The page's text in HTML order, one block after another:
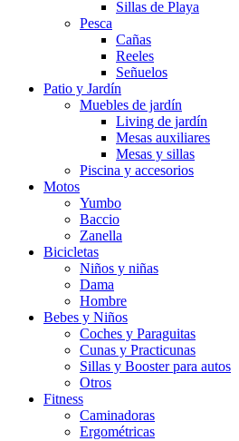
Sillas de Playa
Pesca
Cañas
Reeles
Señuelos
Patio y Jardín
Muebles de jardín
Living de jardín
Mesas auxiliares
Mesas y sillas
Piscina y accesorios
Motos
Yumbo
Baccio
Zanella
Bicicletas
Niños y niñas
Dama
Hombre
Bebes y Niños
Coches y Paraguitas
Cunas y Practicunas
Sillas y Booster para autos
Otros
Fitness
Caminadoras
Ergométricas